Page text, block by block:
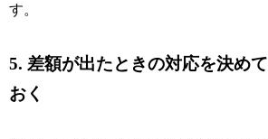
す。
5. 差額が出たときの対応を決めて
おく